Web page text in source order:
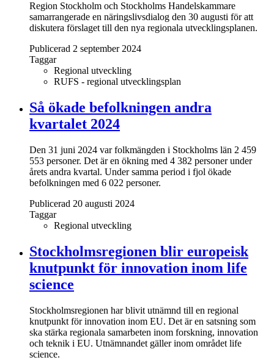
Region Stockholm och Stockholms Handelskammare
samarrangerade en näringslivsdialog den 30 augusti för att
diskutera förslaget till den nya regionala utvecklingsplanen.
Publicerad 2 september 2024
Taggar
Regional utveckling
RUFS - regional utvecklingsplan
Så ökade befolkningen andra
kvartalet 2024
Den 31 juni 2024 var folkmängden i Stockholms län 2 459
553 personer. Det är en ökning med 4 382 personer under
årets andra kvartal. Under samma period i fjol ökade
befolkningen med 6 022 personer.
Publicerad 20 augusti 2024
Taggar
Regional utveckling
Stockholmsregionen blir europeisk
knutpunkt för innovation inom life
science
Stockholmsregionen har blivit utnämnd till en regional
knutpunkt för innovation inom EU. Det är en satsning som
ska stärka regionala samarbeten inom forskning, innovation
och teknik i EU. Utnämnandet gäller inom området life
science.